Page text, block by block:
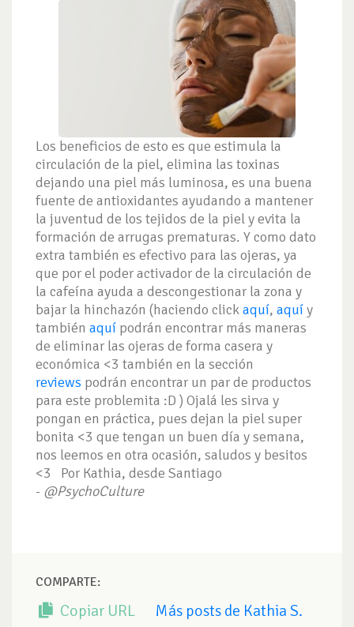
Los beneficios de esto es que estimula la
circulación de la piel, elimina las toxinas
dejando una piel más luminosa, es una buena
fuente de antioxidantes ayudando a mantener
la juventud de los tejidos de la piel y evita la
formación de arrugas prematuras. Y como dato
extra también es efectivo para las ojeras, ya
que por el poder activador de la circulación de
la cafeína ayuda a descongestionar la zona y
bajar la hinchazón (haciendo clickaquí, aquíy
también aquí podrán encontrar más maneras
de eliminar las ojeras de forma casera y
económica <3 también en la sección
reviews podrán encontrar un par de productos
para este problemita :D ) Ojalá les sirva y
pongan en práctica, pues dejan la piel super
bonita <3 que tengan un buen día y semana,
nos leemos en otra ocasión, saludos y besitos
<3 Por Kathia, desde Santiago
- @PsychoCulture
COMPARTE:
Copiar URL Más posts de Kathia S.